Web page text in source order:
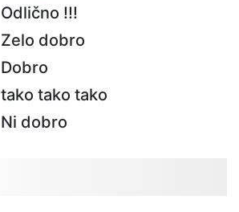
Odlično !!!
Zelo dobro
Dobro
tako tako tako
Ni dobro